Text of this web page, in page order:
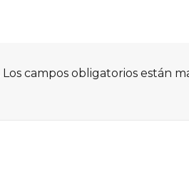
Los campos obligatorios están